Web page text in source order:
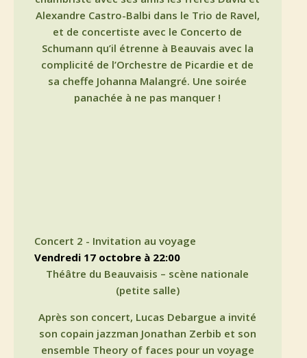
Alexandre Castro-Balbi dans le Trio de Ravel,
et de concertiste avec le Concerto de
Schumann qu’il étrenne à Beauvais avec la
complicité de l’Orchestre de Picardie et de
sa cheffe Johanna Malangré. Une soirée
panachée à ne pas manquer !
Concert 2 - Invitation au voyage
vendredi 17 octobre à 22:00
Théâtre du Beauvaisis – scène nationale
(petite salle)
Après son concert, Lucas Debargue a invité
son copain jazzman Jonathan Zerbib et son
ensemble Theory of faces pour un voyage